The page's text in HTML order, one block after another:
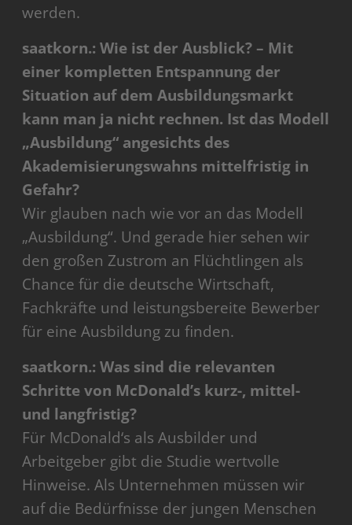
werden.
saatkorn.: Wie ist der Ausblick? – Mit
einer kompletten Entspannung der
Situation auf dem Ausbildungsmarkt
kann man ja nicht rechnen. Ist das Modell
„Ausbildung“ angesichts des
Akademisierungswahns mittelfristig in
Gefahr?
Wir glauben nach wie vor an das Modell
„Ausbildung“. Und gerade hier sehen wir
den großen Zustrom an Flüchtlingen als
Chance für die deutsche Wirtschaft,
Fachkräfte und leistungsbereite Bewerber
für eine Ausbildung zu finden.
saatkorn.: Was sind die relevanten
Schritte von McDonald’s kurz-, mittel-
und langfristig?
Für McDonald‘s als Ausbilder und
Arbeitgeber gibt die Studie wertvolle
Hinweise. Als Unternehmen müssen wir
auf die Bedürfnisse der jungen Menschen